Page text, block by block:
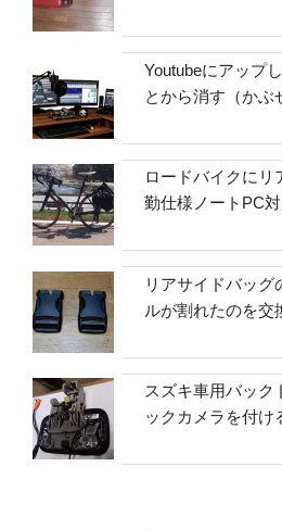
Youtubeにアップ
とから消す（かぶ
ロードバイクにリ
勤仕様ノートPC
リアサイドバッグ
ルが割れたのを交
スズキ車用バック
ックカメラを付け